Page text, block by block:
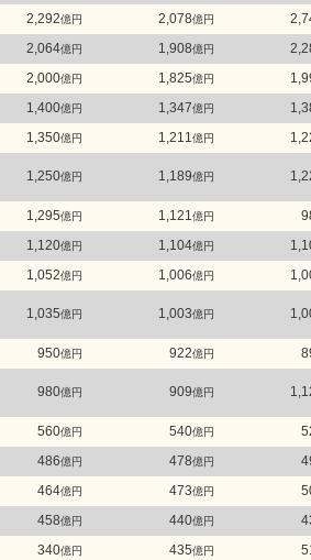
2,292億円 2,078億円
2,064億円 1,908億円
2,000億円 1,825億円
1,400億円 1,347億円
1,350億円 1,211億円
1,250億円 1,189億円
1,295億円 1,121億円
1,120億円 1,104億円
1,052億円 1,006億円
1,035億円 1,003億円
950億円 922億円
980億円 909億円
560億円 540億円
486億円 478億円
464億円 473億円
458億円 440億円
340億円 435億円